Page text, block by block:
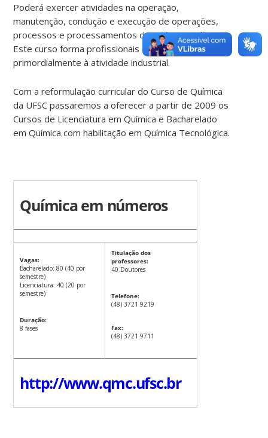
Poderá exercer atividades na operação,
manutenção, condução e execução de operações,
processos e processamentos da indústria química.
Este curso forma profissionais destinados
primordialmente à atividade industrial.
Com a reformulação curricular do Curso de Química
da UFSC passaremos a oferecer a partir de 2009 os
Cursos de Licenciatura em Química e Bacharelado
em Química com habilitação em Química Tecnológica.
Química em números
Vagas:
Bacharelado: 80 (40 por
semestre)
Licenciatura: 40 (20 por
semestre)
Duração:
8 fases
Titulação dos
professores:
40 Doutores
Telefone:
(48) 3721 9219
Fax:
(48) 3721 9711
http://www.qmc.ufsc.br